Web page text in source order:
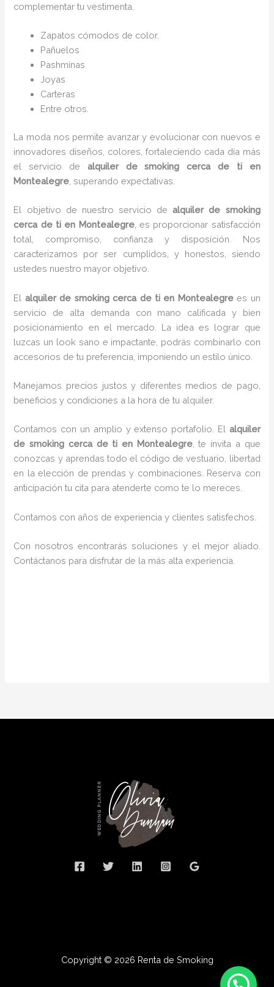
complementar tu vestimenta.
Zapatos cómodos de color.
Pañuelos
Pashminas
Joyas
Carteras
Entre otros.
La moda nos permite avanzar y evolucionar con nuevos e
innovadores diseños, colores, fortaleciendo cada día más
el servicio de alquiler de smoking cerca de ti en
Montealegre , superando expectativas.
El objetivo de nuestro servicio dealquiler de smoking
cerca de ti en Montealegre, es proporcionar satisfacción
total, compromiso, confianza y disposición. Nos
caracterizamos por ser cumplidos, y honestos, siendo
ustedes nuestro mayor objetivo.
El alquiler de smoking cerca de ti en Montealegrees un
servicio de alta demanda con mano calificada y bien
posicionamiento en el mercado. La idea es lograr que
luzcas un look sano e impactante, podrás combinarlo con
accesorios de tu preferencia, imponiendo un estilo único.
Manejamos precios justos y diferentes medios de pago,
beneficios y condiciones a la hora de tu alquiler.
Contamos con un amplio y extenso portafolio. El alquiler
de smoking cerca de ti en Montealegre, te invita a que
conozcas y aprendas todo el código de vestuario, libertad
en la elección de prendas y combinaciones. Reserva con
anticipación tu cita para atenderte como te lo mereces.
Contamos con años de experiencia y clientes satisfechos.
Con nosotros encontrarás soluciones y el mejor aliado.
Contáctanos para disfrutar de la más alta experiencia.
Copyright © 2026 Renta de Smoking